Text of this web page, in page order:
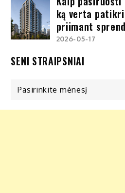
ką verta
priimant
2026-05-17
SENI STRAIPSNIAI